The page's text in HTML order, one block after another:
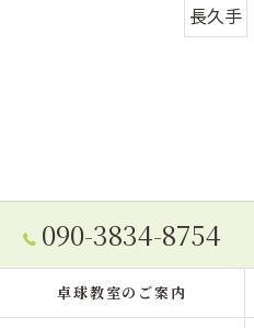
長久手
090-3834-8754
卓球教室のご案内